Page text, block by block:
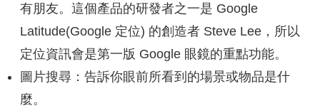
有朋友。這個產品的研發者之一是 Google
Latitude(Google 定位) 的創造者 Steve Lee，所以
定位資訊會是第一版 Google 眼鏡的重點功能。
圖片搜尋：告訴你眼前所看到的場景或物品是什
麼。